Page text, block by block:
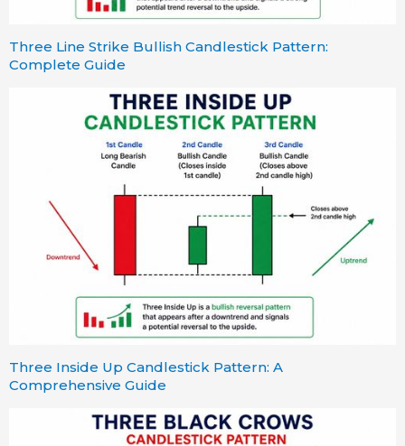
Three Line Strike Bullish Candlestick Pattern:
Complete Guide
Three Inside Up Candlestick Pattern: A
Comprehensive Guide